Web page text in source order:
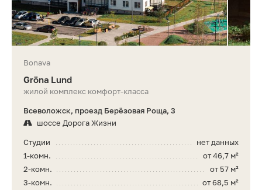
Bonava
Gröna Lund
жилой комплекс комфорт-класса
Всеволожск, проезд Берёзовая Роща, 3
шоссе Дорога Жизни
нет данных
Студии
от 46,7 м²
1-комн.
от 57 м²
2-комн.
от 68,5 м²
3-комн.